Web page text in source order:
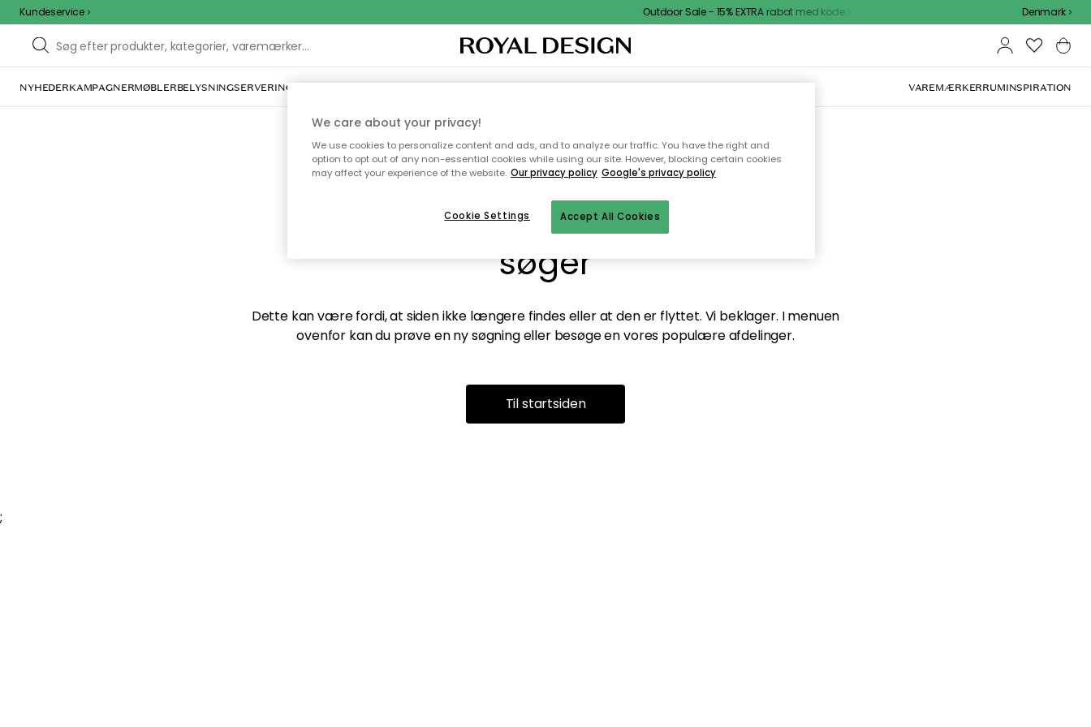
Kundeservice Outdoor Sale - 15% EXTRA rabat med kode Denmark
NYHEDERKAMPAGNERMØBLERBELYSNINGSERVERING INDRETNINGTEKSTIL & TÆPPERKØKKENETOPBEVARINGHAVEMØBLER VAREMÆRKERRUMINSPIRATION
Vi fandt desværre ikke siden du
søger
Dette kan være fordi, at siden ikke længere findes eller at den er flyttet. Vi beklager. I menuen
ovenfor kan du prøve en ny søgning eller besøge en vores populære afdelinger.
Til startsiden
;
We care about your privacy!
We use cookies to personalize content and ads, and to analyze our traffic. You have the right and
option to opt out of any non-essential cookies while using our site. However, blocking certain cookies
may affect your experience of the website. Our privacy policy Google's privacy policy
Accept All Cookies
Cookie Settings